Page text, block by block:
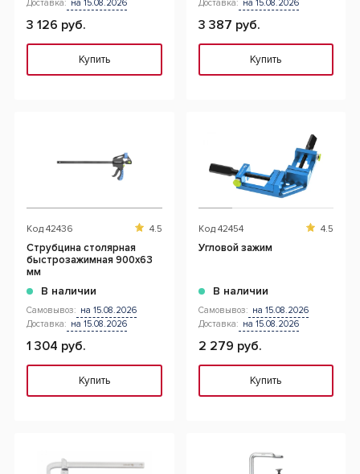
Доставка: на 15.08.2026
3 126 руб.
Купить
Доставка: на 15.08.2026
3 387 руб.
Купить
Код 42436 4.5
Струбцина столярная
быстрозажимная 900x63
мм
В наличии
Самовывоз: на 15.08.2026
Доставка: на 15.08.2026
1 304 руб.
Купить
Код 42454 4.5
Угловой зажим
В наличии
Самовывоз: на 15.08.2026
Доставка: на 15.08.2026
2 279 руб.
Купить